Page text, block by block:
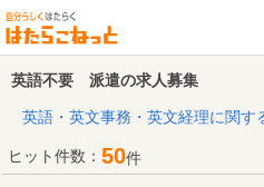
英語不要 派遣の求人募集
英語・英文事務・英文経理に関す
ヒット件数： 50件